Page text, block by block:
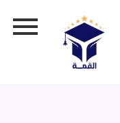
المحتوى